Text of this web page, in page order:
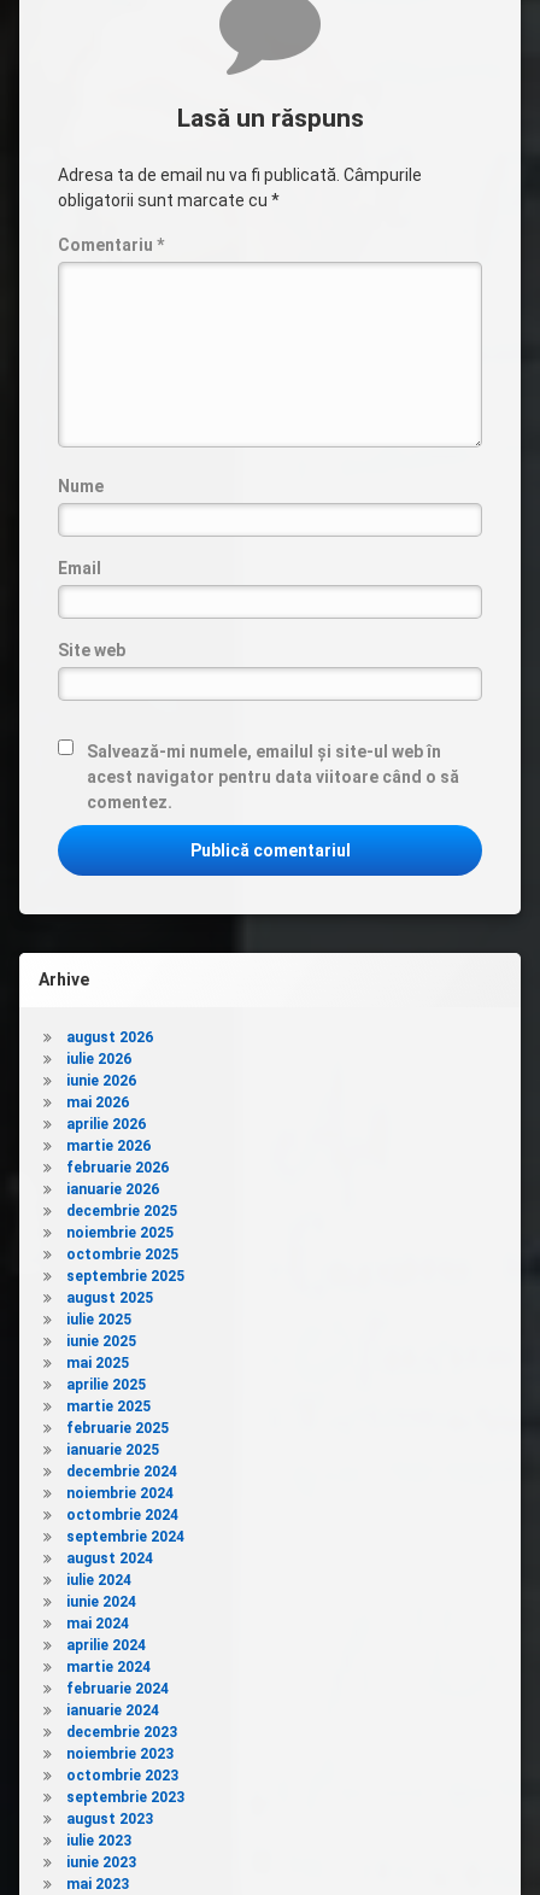
Lasă un răspuns
Adresa ta de email nu va fi publicată. Câmpurile
obligatorii sunt marcate cu *
Comentariu *
Nume
Email
Site web
Salvează-mi numele, emailul și site-ul web în
acest navigator pentru data viitoare când o să
comentez.
Arhive
august 2026
iulie 2026
iunie 2026
mai 2026
aprilie 2026
martie 2026
februarie 2026
ianuarie 2026
decembrie 2025
noiembrie 2025
octombrie 2025
septembrie 2025
august 2025
iulie 2025
iunie 2025
mai 2025
aprilie 2025
martie 2025
februarie 2025
ianuarie 2025
decembrie 2024
noiembrie 2024
octombrie 2024
septembrie 2024
august 2024
iulie 2024
iunie 2024
mai 2024
aprilie 2024
martie 2024
februarie 2024
ianuarie 2024
decembrie 2023
noiembrie 2023
octombrie 2023
septembrie 2023
august 2023
iulie 2023
iunie 2023
mai 2023